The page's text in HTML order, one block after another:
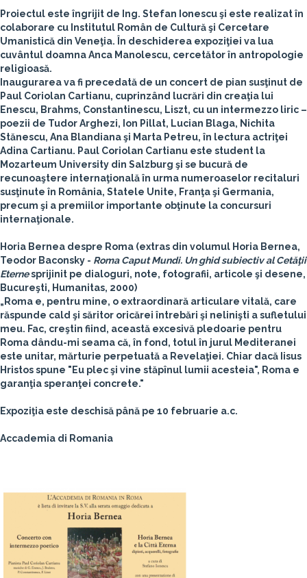
Proiectul este îngrijit de Ing. Stefan Ionescuşi este realizat în
colaborare cu Institutul Român de Cultură şi Cercetare
Umanistică din Veneţia. În deschiderea expoziţiei va lua
cuvântul doamnaAnca Manolescu, cercetător în antropologie
religioasă.
Inaugurarea va fi precedată de un concert de pian susţinut de
Paul Coriolan Cartianu, cuprinzând lucrări din creaţia lui
Enescu, Brahms, Constantinescu, Liszt, cu un intermezzo liric –
poezii de Tudor Arghezi, Ion Pillat, Lucian Blaga, Nichita
Stănescu, Ana Blandianaşi Marta Petreu, în lectura actriţei
Adina Cartianu. Paul Coriolan Cartianu este student la
Mozarteum University din Salzburg şi se bucură de
recunoaştere internaţională în urma numeroaselor recitaluri
susţinute în România, Statele Unite, Franţa şi Germania,
precum şi a premiilor importante obţinute la concursuri
internaţionale.
Horia Bernea despre Roma (extras din volumul Horia Bernea,
Teodor Baconsky - Roma Caput Mundi. Un ghid subiectiv al Cetăţii
Eternesprijinit pe dialoguri, note, fotografii, articole şi desene,
Bucureşti, Humanitas, 2000)
„Roma e, pentru mine, o extraordinară articulare vitală, care
răspunde cald şi săritor oricărei întrebări şi nelinişti a sufletului
meu. Fac, creştin fiind, această excesivă pledoarie pentru
Roma dându-mi seama că, în fond, totul în jurul Mediteranei
este unitar, mărturie perpetuată a Revelaţiei. Chiar dacă Iisus
Hristos spune "Eu plec şi vine stăpînul lumii acesteia", Roma e
garanţia speranţei concrete."
Expoziţia este deschisă până pe 10 februarie a.c.
Accademia di Romania